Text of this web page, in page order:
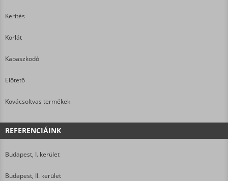
Kerítés
Korlát
Kapaszkodó
Előtető
Kovácsoltvas termékek
REFERENCIÁINK
Budapest, I. kerület
Budapest, II. kerület